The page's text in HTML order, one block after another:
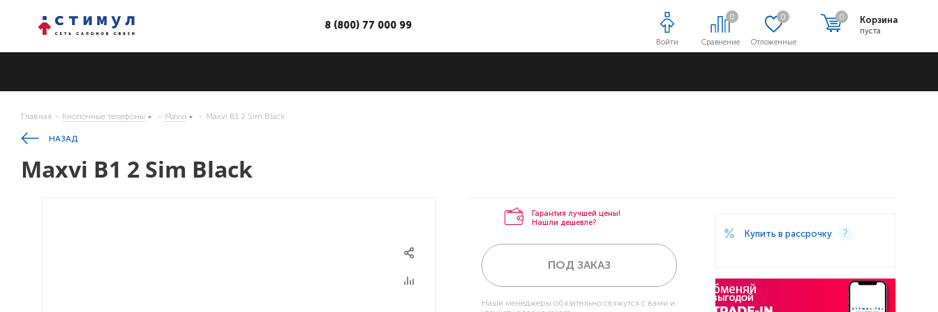
Сравнение
0
Отложенные
0 Корзина
пуста
0
Войти
8 (800) 77 000 99
Главная - Кнопочные телефоны - Maxvi - Maxvi B1 2 Sim Black
НАЗАД
Maxvi B1 2 Sim Black
Гарантия лучшей цены!
Нашли дешевле?
ПОД ЗАКАЗ
Наши менеджеры обязательно свяжутся с вами и
Купить в рассрочку